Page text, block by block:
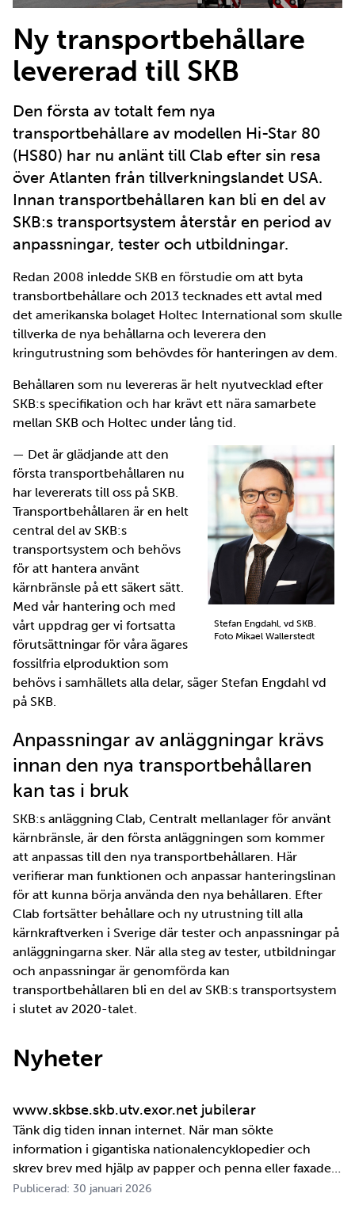
Ny transportbehållare
levererad till SKB
Den första av totalt fem nya
transportbehållare av modellen Hi-Star 80
(HS80) har nu anlänt till Clab efter sin resa
över Atlanten från tillverkningslandet USA.
Innan transportbehållaren kan bli en del av
SKB:s transportsystem återstår en period av
anpassningar, tester och utbildningar.
Redan 2008 inledde SKB en förstudie om att byta
transbortbehållare och 2013 tecknades ett avtal med
det amerikanska bolaget Holtec International som skulle
tillverka de nya behållarna och leverera den
kringutrustning som behövdes för hanteringen av dem.
Behållaren som nu levereras är helt nyutvecklad efter
SKB:s specifikation och har krävt ett nära samarbete
mellan SKB och Holtec under lång tid.
Stefan Engdahl, vd SKB.
Foto Mikael Wallerstedt
— Det är glädjande att den
första transportbehållaren nu
har levererats till oss på SKB.
Transportbehållaren är en helt
central del av SKB:s
transportsystem och behövs
för att hantera använt
kärnbränsle på ett säkert sätt.
Med vår hantering och med
vårt uppdrag ger vi fortsatta
förutsättningar för våra ägares
fossilfria elproduktion som
behövs i samhällets alla delar, säger Stefan Engdahl vd
på SKB.
Anpassningar av anläggningar krävs
innan den nya transportbehållaren
kan tas i bruk
SKB:s anläggning Clab, Centralt mellanlager för använt
kärnbränsle, är den första anläggningen som kommer
att anpassas till den nya transportbehållaren. Här
verifierar man funktionen och anpassar hanteringslinan
för att kunna börja använda den nya behållaren. Efter
Clab fortsätter behållare och ny utrustning till alla
kärnkraftverken i Sverige där tester och anpassningar på
anläggningarna sker. När alla steg av tester, utbildningar
och anpassningar är genomförda kan
transportbehållaren bli en del av SKB:s transportsystem
i slutet av 2020-talet.
Nyheter
www.skbse.skb.utv.exor.net jubilerar
Tänk dig tiden innan internet. När man sökte
information i gigantiska nationalencyklopedier och
skrev brev med hjälp av papper och penna eller faxade
om ett meddelande skulle fram snabbt. Det är inte
Publicerad: 30 januari 2026